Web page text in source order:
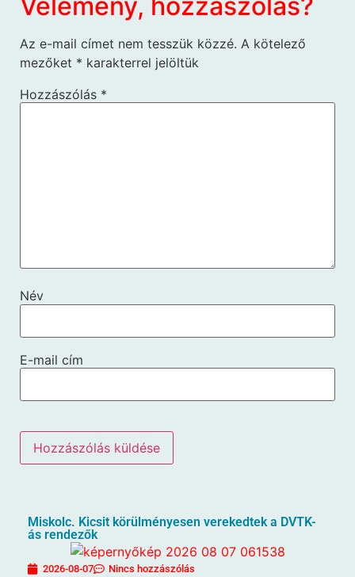
Az e-mail címet nem tesszük közzé. A kötelező
mezőket * karakterrel jelöltük
Hozzászólás *
Név
E-mail cím
Miskolc. Kicsit körülményesen verekedtek a DVTK-
ás rendezők
2026-08-07 Nincs hozzászólás